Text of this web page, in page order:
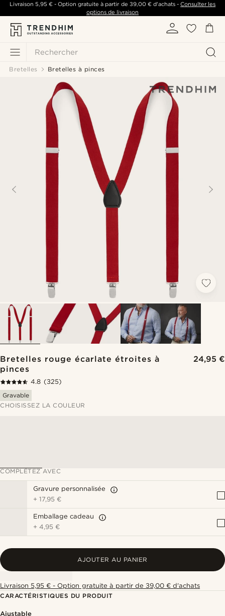
Rechercher
Livraison 5,95 €- Option gratuite à partir de 39,00 €d'achats -Consulter les
options de livraison
Bretelles Bretelles à pinces
Bretelles rouge écarlate étroites à
pinces
24,95 €
4.8 (325)
Gravable
CHOISISSEZ LA COULEUR
COMPLÉTEZ AVEC
Gravure personnalisée
+17,95 €
Emballage cadeau
+4,95 €
AJOUTER AU PANIER
Livraison 5,95 € - Option gratuite à partir de 39,00 € d'achats
CARACTÉRISTIQUES DU PRODUIT
Ajustable